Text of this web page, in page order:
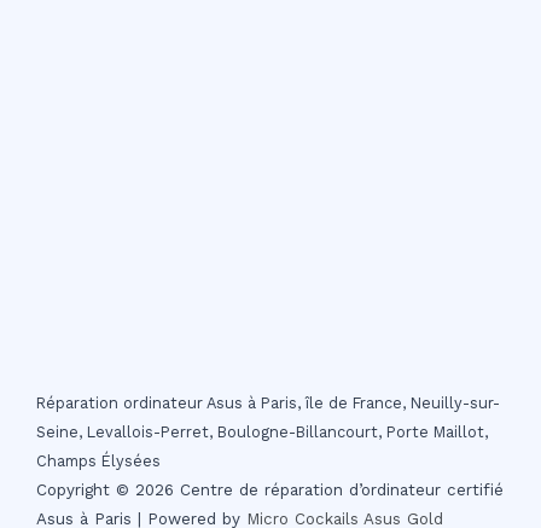
Réparation ordinateur Asus à Paris, île de France, Neuilly-sur-
Seine, Levallois-Perret, Boulogne-Billancourt, Porte Maillot,
Champs Élysées
Copyright © 2026 Centre de réparation d’ordinateur certifié
Asus à Paris | Powered by Micro Cockails Asus Gold